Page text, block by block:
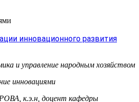
инновационного развития
и управление народным хозяйством
инновациями
к.э.н, доцент кафедры